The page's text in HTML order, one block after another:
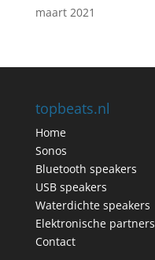
maart 2021
topbeats.nl
Home
Sonos
Bluetooth speakers
USB speakers
Waterdichte speakers
Elektronische partners
Contact